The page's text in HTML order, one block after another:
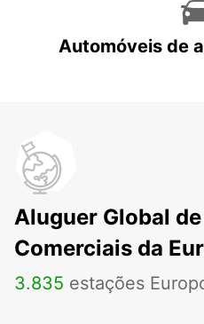
Automóveis de
Aluguer Global
Comerciais da
3.835 estações